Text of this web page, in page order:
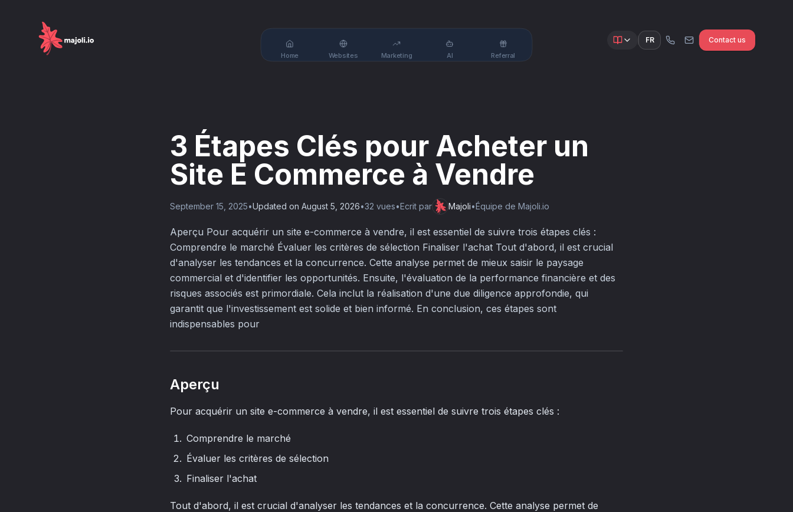
Home Websites Marketing AI Referral
FR Contact us
3 Étapes Clés pour Acheter un
Site E Commerce à Vendre
September 15, 2025•Updated on August 5, 2026•32 vues•Ecrit par Majoli•Équipe de Majoli.io
Aperçu Pour acquérir un site e-commerce à vendre, il est essentiel de suivre trois étapes clés :
Comprendre le marché Évaluer les critères de sélection Finaliser l'achat Tout d'abord, il est crucial
d'analyser les tendances et la concurrence. Cette analyse permet de mieux saisir le paysage
commercial et d'identifier les opportunités. Ensuite, l'évaluation de la performance financière et des
risques associés est primordiale. Cela inclut la réalisation d'une due diligence approfondie, qui
garantit que l'investissement est solide et bien informé. En conclusion, ces étapes sont
indispensables pour
Aperçu
Pour acquérir un site e-commerce à vendre, il est essentiel de suivre trois étapes clés :
Comprendre le marché
Évaluer les critères de sélection
Finaliser l'achat
Tout d'abord, il est crucial d'analyser les tendances et la concurrence. Cette analyse permet de